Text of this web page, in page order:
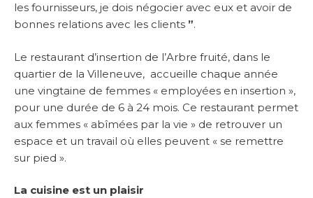
les fournisseurs, je dois négocier avec eux et avoir de
bonnes relations avec les clients ”.
Le restaurant d’insertion de l’Arbre fruité, dans le
quartier de la Villeneuve, accueille chaque année
une vingtaine de femmes « employées en insertion »,
pour une durée de 6 à 24 mois. Ce restaurant permet
aux femmes « abîmées par la vie » de retrouver un
espace et un travail où elles peuvent « se remettre
sur pied ».
La cuisine est un plaisir